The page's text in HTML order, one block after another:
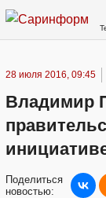
28 июля 2016, 09:45
Владимир
Поделиться
новостью: